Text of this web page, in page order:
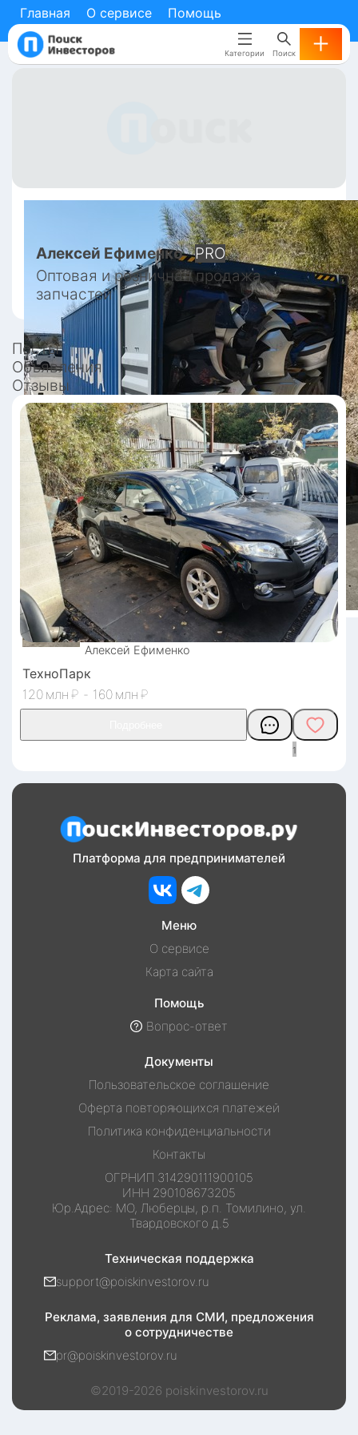
Главная О сервисе Помощь
Категории Поиск
Алексей Ефименко
PRO
Оптовая и розничная продажа
запчастей
Посты
Объявления
Отзывы
Алексей Ефименко
ТехноПарк
120
₽ - 160 ₽
1
Платформа для предпринимателей
Меню
О сервисе
Карта сайта
Помощь
Вопрос-ответ
Документы
Пользовательское соглашение
Оферта повторяющихся платежей
Политика конфиденциальности
Контакты
ОГРНИП 314290111900105
ИНН 290108673205
Юр.Адрес: МО, Люберцы, р.п. Томилино, ул.
Твардовского д.5
Техническая поддержка
support@poiskinvestorov.ru
Реклама, заявления для СМИ, предложения
о сотрудничестве
pr@poiskinvestorov.ru
©2019-2026 poiskinvestorov.ru